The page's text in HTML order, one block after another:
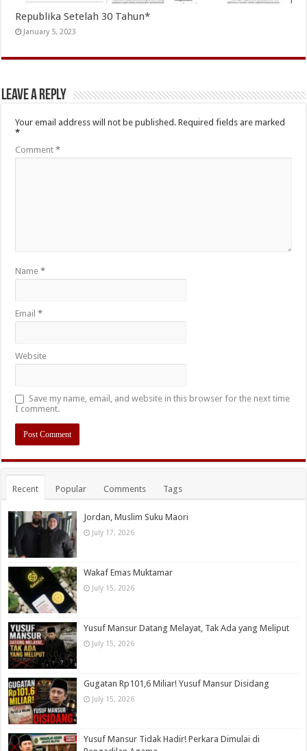
Republika Setelah 30 Tahun*
January 5, 2023
Leave a Reply
Your email address will not be published. Required fields are marked
*
Comment*
Name*
Email*
Website
Save my name, email, and website in this browser for the next time
I comment.
Recent Popular Comments Tags
Jordan, Muslim Suku Maori
July 17, 2026
Wakaf Emas Muktamar
July 15, 2026
Yusuf Mansur Datang Melayat, Tak Ada yang Meliput
July 15, 2026
Gugatan Rp101,6 Miliar! Yusuf Mansur Disidang
July 15, 2026
Yusuf Mansur Tidak Hadir! Perkara Dimulai di